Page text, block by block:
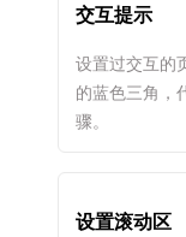
交互提示
设置过交互的
的蓝色三角，
骤。
设置滚动区